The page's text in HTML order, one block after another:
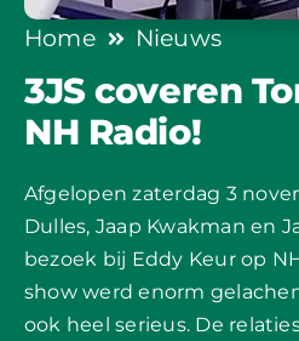
Home Nieuws
3JS coveren
NH Radio!
Afgelopen zaterdag 3
Dulles, Jaap Kwakman en
bezoek bij Eddy Keur op
show werd enorm
ook heel serieus. De